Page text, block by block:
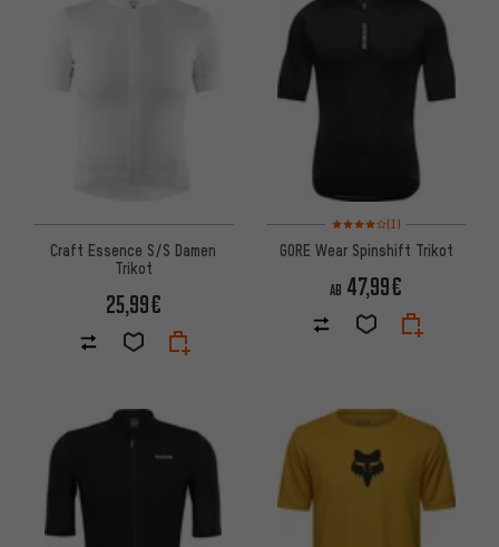
Craft Essence S/S Damen
Trikot
25,99€
Bewertungen: 4 von 5
(1)
GORE Wear Spinshift Trikot
AB 47,99€